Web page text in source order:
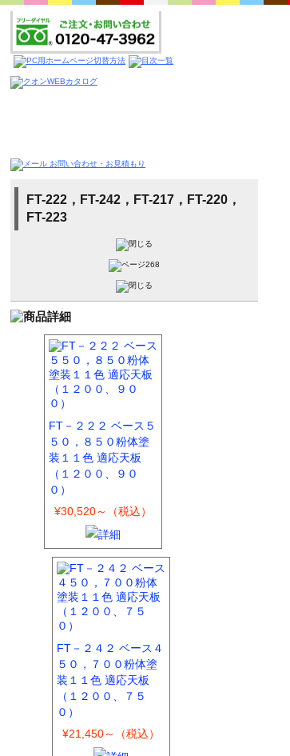
FT-222，FT-242，FT-217，FT-220，
FT-223
FT－２２２ ベース５
５０，８５０粉体塗
装１１色 適応天板
（１２００、９０
０）
¥30,520～（税込）
FT－２４２ ベース４
５０，７００粉体塗
装１１色 適応天板
（１２００、７５
０）
¥21,450～（税込）